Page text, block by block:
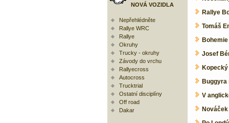
NOVÁ VOZIDLA
Nepřehlédněte
Rallye WRC
Rallye
Okruhy
Trucky - okruhy
Závody do vrchu
Rallyecross
Autocross
Trucktrial
Ostatní disciplíny
Off road
Dakar
Rallye
Tomáš
Josef
Buggyra
V